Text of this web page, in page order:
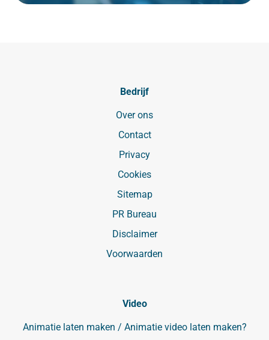
Bedrijf
Over ons
Contact
Privacy
Cookies
Sitemap
PR Bureau
Disclaimer
Voorwaarden
Video
Animatie laten maken / Animatie video laten maken?